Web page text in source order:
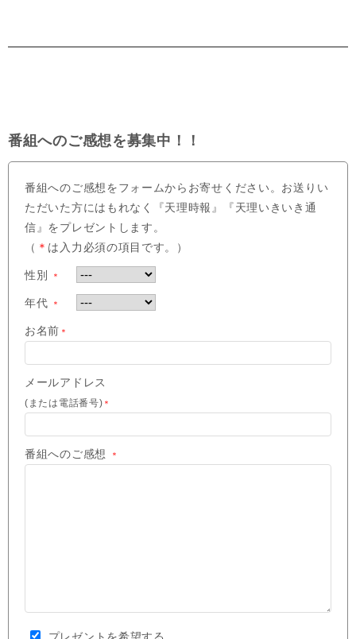
番組へのご感想を募集中！！
番組へのご感想をフォームからお寄せください。お送りい
ただいた方にはもれなく『天理時報』『天理いきいき通
信』をプレゼントします。
（ ＊ は入力必須の項目です。）
性別 ＊
年代 ＊
お名前 ＊
メールアドレス
(または電話番号) ＊
番組へのご感想 ＊